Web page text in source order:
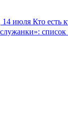
14 июля Кто есть
служанки»: список